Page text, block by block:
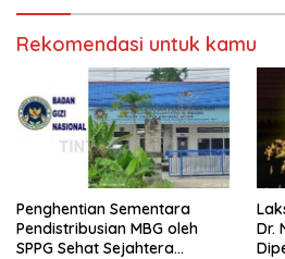
Rekomendasi untuk kamu
Penghentian Sementara
Pendistribusian MBG oleh
SPPG Sehat Sejahtera
Dr.